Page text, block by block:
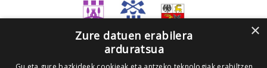
×
Zure datuen erabilera
arduratsua